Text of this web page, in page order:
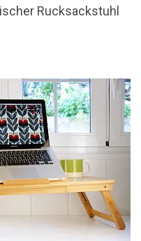
Rucksackstuhl